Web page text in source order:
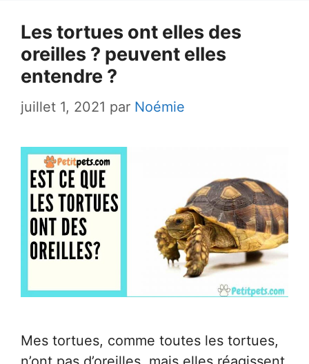
Les tortues ont elles des
oreilles ? peuvent elles
entendre ?
juillet 1, 2021 par Noémie
Mes tortues, comme toutes les tortues,